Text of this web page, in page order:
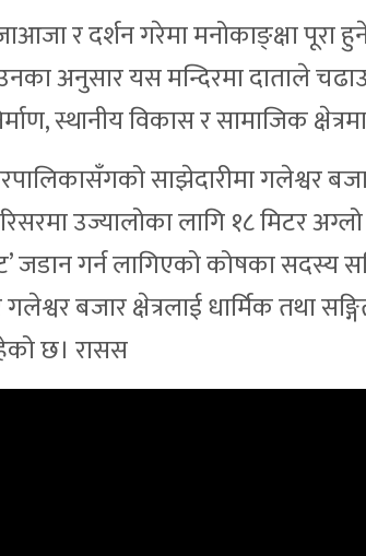
र दर्शन गरेमा मनोकाङ्क्षा पूरा
अनुसार यस मन्दिरमा दाताले
स्थानीय विकास र सामाजिक
साझेदारीमा गलेश्वर
उज्यालोका लागि १८ मिटर
जडान गर्न लागिएको कोषका सदस्य
बजार क्षेत्रलाई धार्मिक तथा
छ। रासस